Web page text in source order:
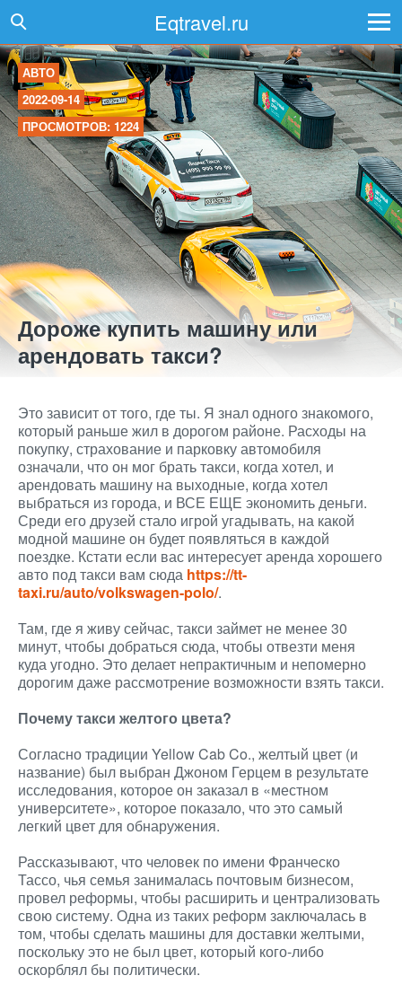
Eqtravel.ru
АВТО
2022-09-14
ПРОСМОТРОВ: 1224
Дороже купить машину или
арендовать такси?
Это зависит от того, где ты. Я знал одного знакомого,
который раньше жил в дорогом районе. Расходы на
покупку, страхование и парковку автомобиля
означали, что он мог брать такси, когда хотел, и
арендовать машину на выходные, когда хотел
выбраться из города, и ВСЕ ЕЩЕ экономить деньги.
Среди его друзей стало игрой угадывать, на какой
модной машине он будет появляться в каждой
поездке. Кстати если вас интересует аренда хорошего
авто под такси вам сюда https://tt-
taxi.ru/auto/volkswagen-polo/.
Там, где я живу сейчас, такси займет не менее 30
минут, чтобы добраться сюда, чтобы отвезти меня
куда угодно. Это делает непрактичным и непомерно
дорогим даже рассмотрение возможности взять такси.
Почему такси желтого цвета?
Согласно традиции Yellow Cab Co., желтый цвет (и
название) был выбран Джоном Герцем в результате
исследования, которое он заказал в «местном
университете», которое показало, что это самый
легкий цвет для обнаружения.
Рассказывают, что человек по имени Франческо
Тассо, чья семья занималась почтовым бизнесом,
провел реформы, чтобы расширить и централизовать
свою систему. Одна из таких реформ заключалась в
том, чтобы сделать машины для доставки желтыми,
поскольку это не был цвет, который кого-либо
оскорблял бы политически.